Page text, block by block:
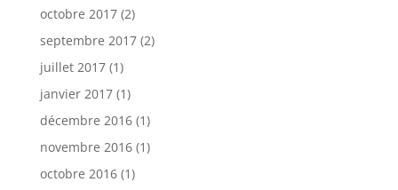
octobre 2017(2)
septembre 2017(2)
juillet 2017(1)
janvier 2017(1)
décembre 2016(1)
novembre 2016(1)
octobre 2016(1)